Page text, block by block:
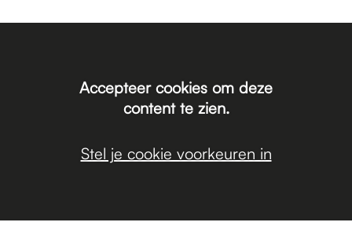
Accepteer cookies om deze
content te zien.
Stel je cookie voorkeuren in